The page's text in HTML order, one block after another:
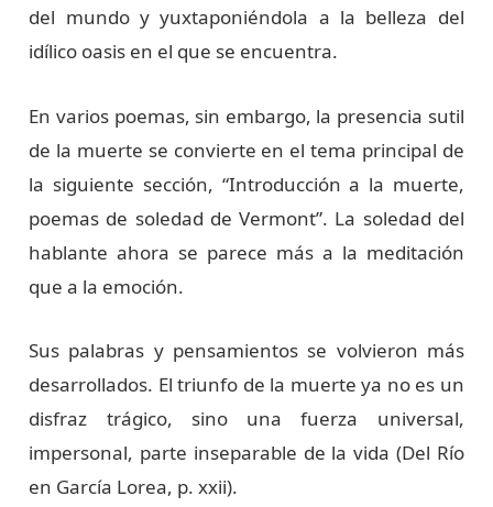
del mundo y yuxtaponiéndola a la belleza del
idílico oasis en el que se encuentra.
En varios poemas, sin embargo, la presencia sutil
de la muerte se convierte en el tema principal de
la siguiente sección, “Introducción a la muerte,
poemas de soledad de Vermont”. La soledad del
hablante ahora se parece más a la meditación
que a la emoción.
Sus palabras y pensamientos se volvieron más
desarrollados. El triunfo de la muerte ya no es un
disfraz trágico, sino una fuerza universal,
impersonal, parte inseparable de la vida (Del Río
en García Lorea, p. xxii).